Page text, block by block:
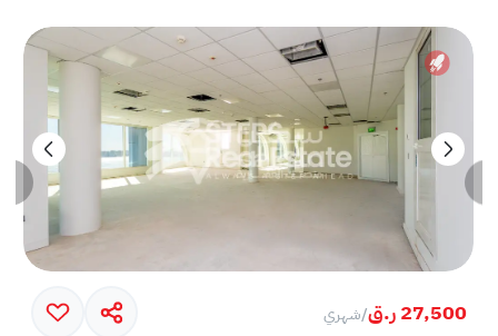
27,500 ر.ق /شهري